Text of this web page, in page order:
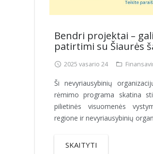
Bendri projektai –
patirtimi su Šiaurės
2025 vasario 24
Ši nevyriausybinių
rėmimo programa skatina
pilietinės visuomenės
regione ir nevyriausybinių
SKAITYTI